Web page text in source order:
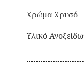
Χρώμα Χρυσό
Υλικό